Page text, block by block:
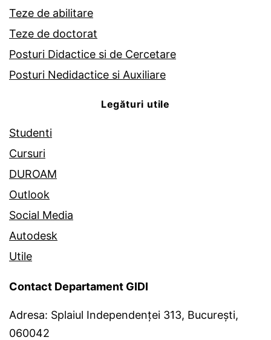
Teze de abilitare
Teze de doctorat
Posturi Didactice si de Cercetare
Posturi Nedidactice si Auxiliare
Legături utile
Studenti
Cursuri
DUROAM
Outlook
Social Media
Autodesk
Utile
Contact Departament GIDI
Adresa: Splaiul Independenței 313, București,
060042